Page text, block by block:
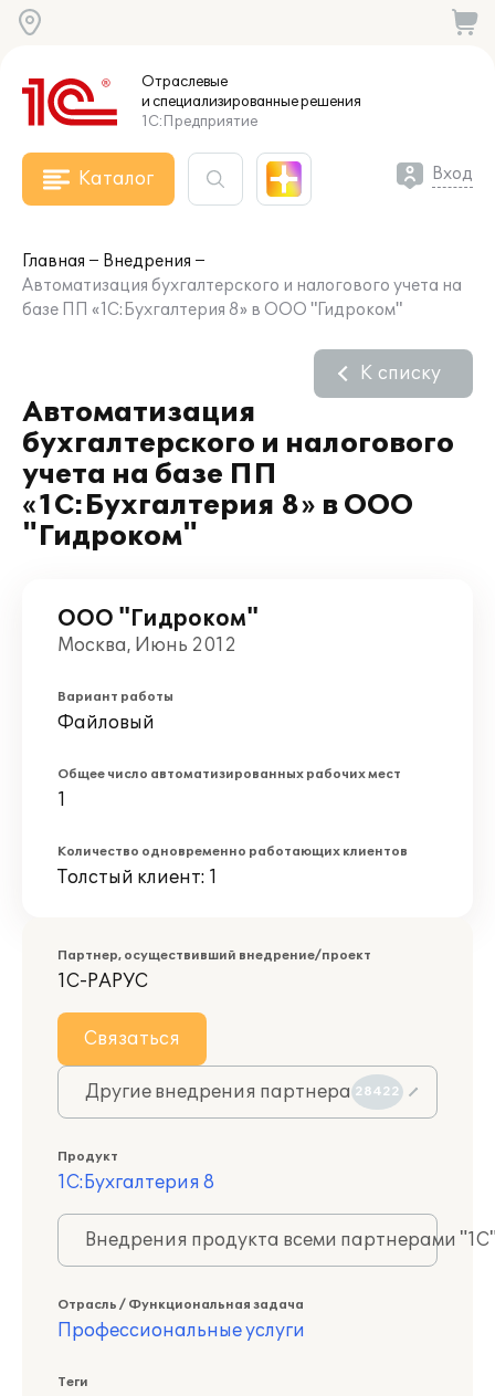
Отраслевые
и специализированныерешения
1С:Предприятие
Каталог Вход
Главная
Внедрения
Автоматизация бухгалтерского и налогового учета на
базе ПП «1С:Бухгалтерия 8» в ООО "Гидроком"
Автоматизация
бухгалтерского и налогового
учета на базе ПП
«1С:Бухгалтерия 8» в ООО
"Гидроком"
К списку
ООО "Гидроком"
Москва, Июнь 2012
Вариант работы
Файловый
Общее число автоматизированных рабочих мест
1
Количество одновременно работающих клиентов
Толстый клиент: 1
Партнер, осуществивший внедрение/проект
1С-РАРУС
Связаться
Другие внедрения партнера 28422
Продукт
1С:Бухгалтерия 8
Внедрения продукта всеми партнерами
Отрасль / Функциональная задача
Профессиональные услуги
Теги